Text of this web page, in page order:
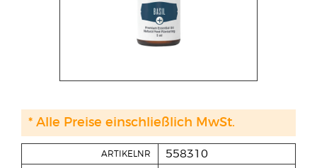
ARTIKELNR 558310
* Alle Preise einschließlich MwSt.